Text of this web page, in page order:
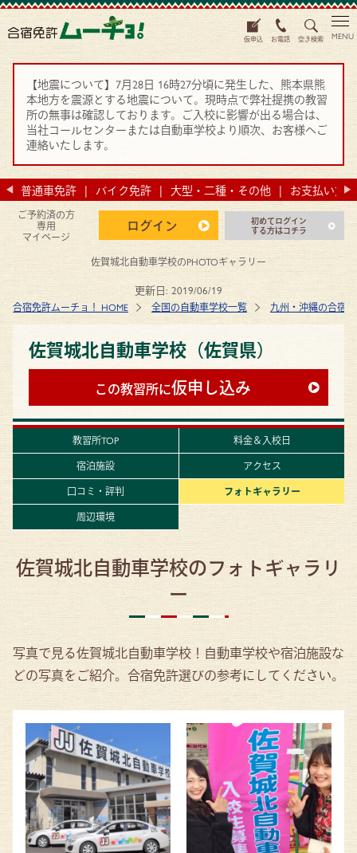
仮申込 お電話 空き検索
【地震について】7月28日 16時27分頃に発生した、熊本県熊
本地方を震源とする地震について。現時点で弊社提携の教習
所の無事は確認しております。ご入校に影響が出る場合は、
当社コールセンターまたは自動車学校より順次、お客様へご
連絡いたします。
普通車免許 バイク免許 大型・二種・その他 お支払い方法
ご予約済の方
専用
マイページ
ログイン
初めてログイン
する方はコチラ
MENU
佐賀城北自動車学校のPHOTOギャラリー
更新日: 2019/06/19
合宿免許ムーチョ！ HOME 全国の自動車学校一覧 九州・沖縄の合宿
佐賀城北自動車学校（佐賀県）
この教習所に仮申し込み
教習所TOP
料金＆入校日
宿泊施設
アクセス
口コミ・評判
フォトギャラリー
周辺環境
佐賀城北自動車学校のフォトギャラリ
ー
写真で見る佐賀城北自動車学校！自動車学校や宿泊施設な
どの写真をご紹介。合宿免許選びの参考にしてください。